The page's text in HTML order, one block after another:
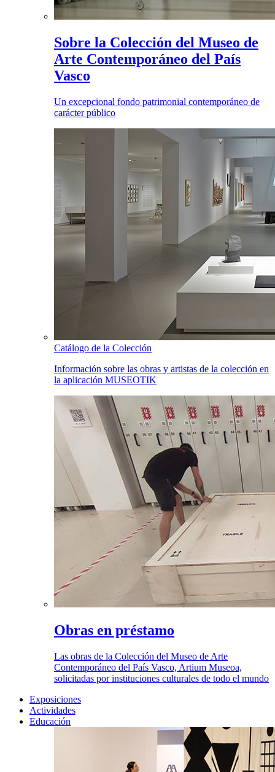
Sobre la Colección del Museo de
Arte Contemporáneo del País
Vasco
Un excepcional fondo patrimonial contemporáneo de
carácter público
Catálogo de la Colección
Información sobre las obras y artistas de la colección en
la aplicación MUSEOTIK
Obras en préstamo
Las obras de la Colección del Museo de Arte
Contemporáneo del País Vasco, Artium Museoa,
solicitadas por instituciones culturales de todo el mundo
Exposiciones
Actividades
Educación